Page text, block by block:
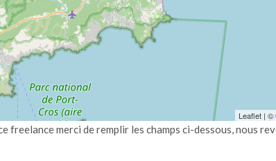
Leaflet | ©
merci de remplir les champs ci-dessous, nous